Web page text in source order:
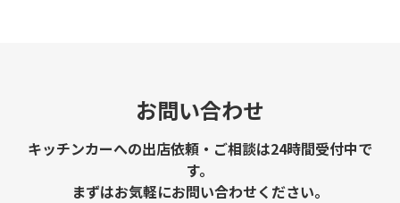
お問い合わせ
キッチンカーへの出店依頼・ご相談は24時間受付中で
す。
まずはお気軽にお問い合わせください。